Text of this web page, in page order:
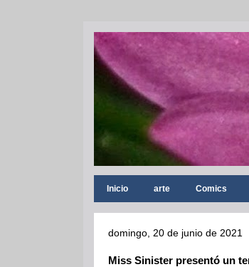
Inicio arte Comics
domingo, 20 de junio de 2021
Miss Sinister presentó un